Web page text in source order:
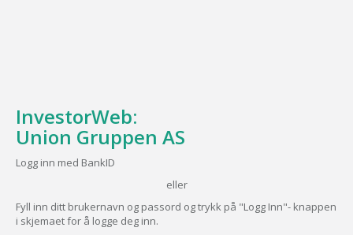
InvestorWeb:
Union Gruppen AS
Logg inn med BankID
eller
Fyll inn ditt brukernavn og passord og trykk på "Logg Inn"- knappen
i skjemaet for å logge deg inn.